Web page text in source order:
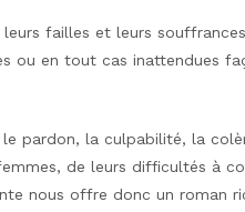
failles et leurs
ou en tout cas inattendues
pardon, la culpabilité, la
de leurs difficultés à
nous offre donc un roman